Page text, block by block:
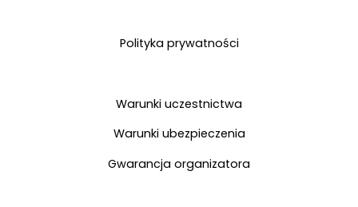
Polityka prywatności
Warunki uczestnictwa
Warunki ubezpieczenia
Gwarancja organizatora